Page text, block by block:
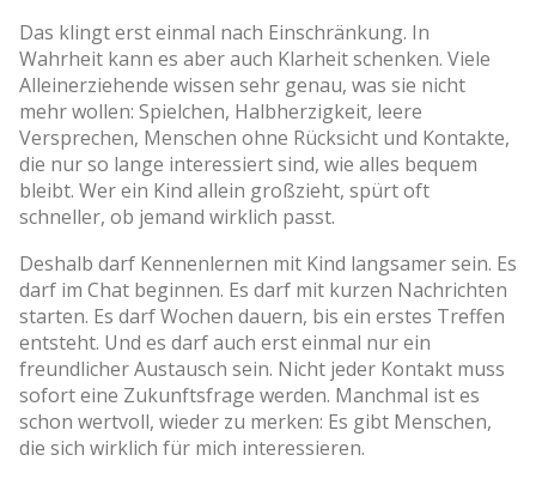
Das klingt erst einmal nach Einschränkung. In
Wahrheit kann es aber auch Klarheit schenken. Viele
Alleinerziehende wissen sehr genau, was sie nicht
mehr wollen: Spielchen, Halbherzigkeit, leere
Versprechen, Menschen ohne Rücksicht und Kontakte,
die nur so lange interessiert sind, wie alles bequem
bleibt. Wer ein Kind allein großzieht, spürt oft
schneller, ob jemand wirklich passt.
Deshalb darf Kennenlernen mit Kind langsamer sein. Es
darf im Chat beginnen. Es darf mit kurzen Nachrichten
starten. Es darf Wochen dauern, bis ein erstes Treffen
entsteht. Und es darf auch erst einmal nur ein
freundlicher Austausch sein. Nicht jeder Kontakt muss
sofort eine Zukunftsfrage werden. Manchmal ist es
schon wertvoll, wieder zu merken: Es gibt Menschen,
die sich wirklich für mich interessieren.